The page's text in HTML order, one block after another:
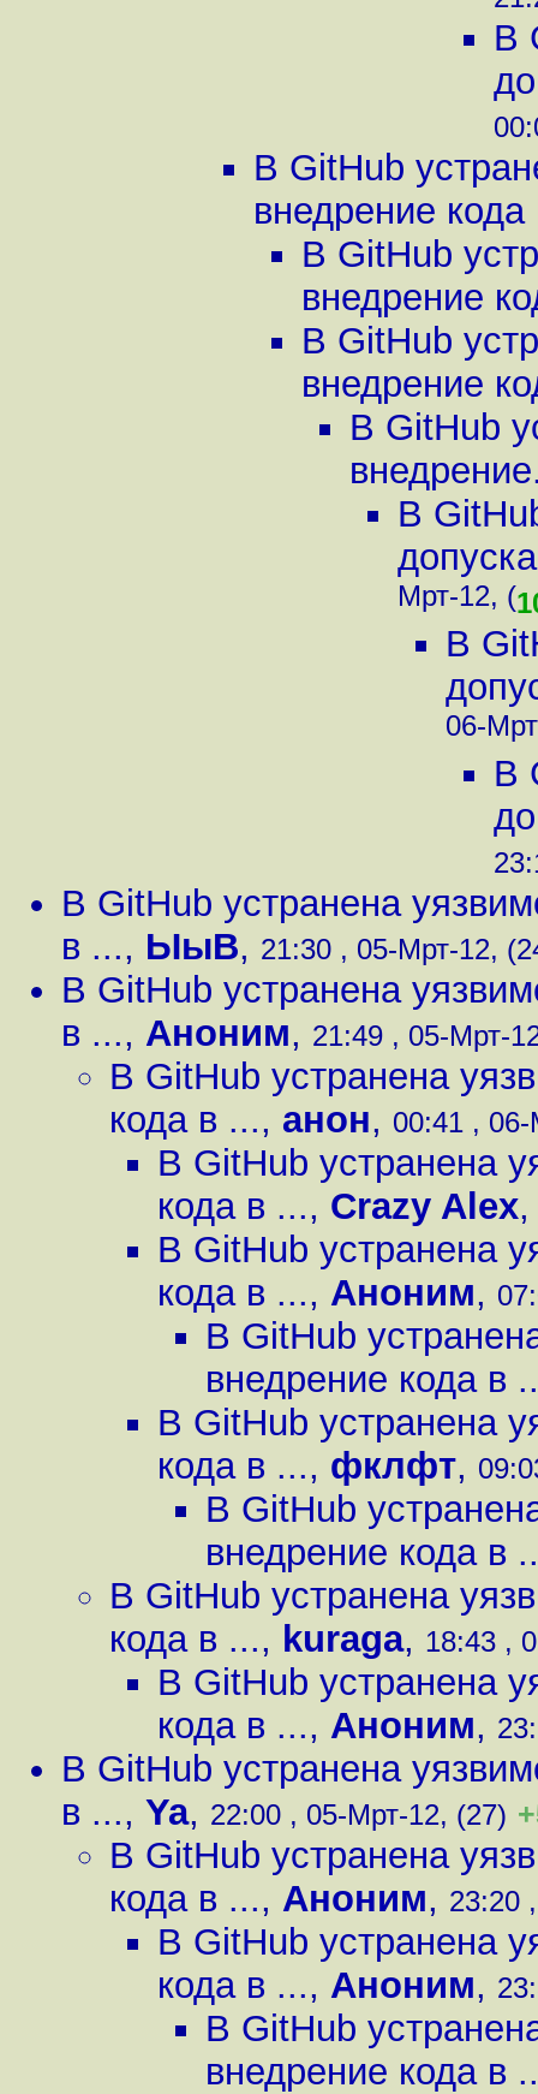
В
В GitHub
внедрение кода
В GitHub
внедрение
В GitHub
внедрение
В GitHub
В
Мрт-12, (
В
06-
В
В GitHub устранена
в ..., ЫыВ, 21:30 , 05-Мрт-12,
В GitHub устранена
в ..., Аноним, 21:49 , 05-Мрт-
В GitHub устранена
кода в ..., анон, 00:41 ,
В GitHub устранена
кода в ..., Crazy Alex
В GitHub устранена
кода в ..., Аноним,
В GitHub
внедрение кода в
В GitHub устранена
кода в ..., фклфт,
В GitHub
внедрение кода в
В GitHub устранена
кода в ..., kuraga, 18:43 ,
В GitHub устранена
кода в ..., Аноним,
В GitHub устранена
в ..., Ya, 22:00 , 05-Мрт-12, (27)
В GitHub устранена
кода в ..., Аноним, 23:20
В GitHub устранена
кода в ..., Аноним,
В GitHub
внедрение кода в